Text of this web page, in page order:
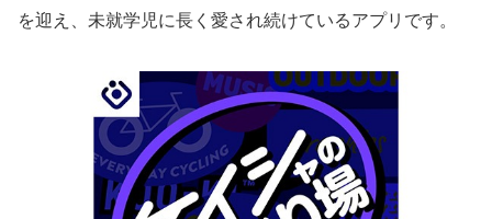
を迎え、未就学児に長く愛され続けているアプリです。